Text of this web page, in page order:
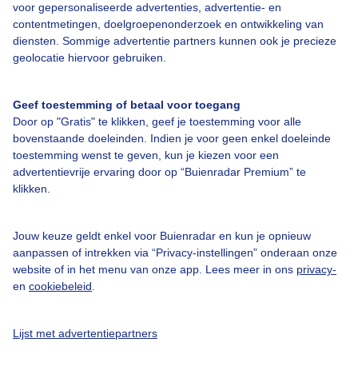
voor gepersonaliseerde advertenties, advertentie- en
contentmetingen, doelgroepenonderzoek en ontwikkeling van
diensten. Sommige advertentie partners kunnen ook je precieze
geolocatie hiervoor gebruiken.
Geef toestemming of betaal voor toegang
Door op "Gratis" te klikken, geef je toestemming voor alle
bovenstaande doeleinden. Indien je voor geen enkel doeleinde
toestemming wenst te geven, kun je kiezen voor een
advertentievrije ervaring door op “Buienradar Premium” te
klikken.
Jouw keuze geldt enkel voor Buienradar en kun je opnieuw
aanpassen of intrekken via “Privacy-instellingen” onderaan onze
website of in het menu van onze app. Lees meer in ons privacy-
en cookiebeleid
Lijst met advertentiepartners
Over Buienradar
Bedrijfsgegevens
Contact
Toegankelijkheid
Gebruikersvoorwaarden
Privacy beleid
Cookie beleid
Gratis weerdata